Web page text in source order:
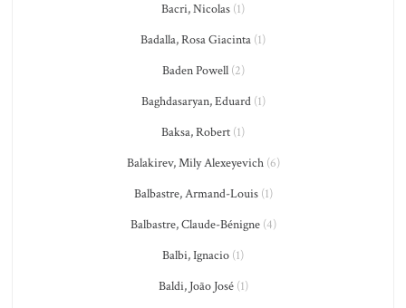
Bacri, Nicolas (1)
Badalla, Rosa Giacinta (1)
Baden Powell(2)
Baghdasaryan, Eduard(1)
Baksa, Robert (1)
Balakirev, Mily Alexeyevich(6)
Balbastre, Armand-Louis(1)
Balbastre, Claude-Bénigne(4)
Balbi, Ignacio (1)
Baldi, João José(1)